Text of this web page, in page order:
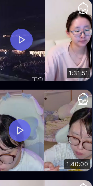
1:31:51
1:40:00